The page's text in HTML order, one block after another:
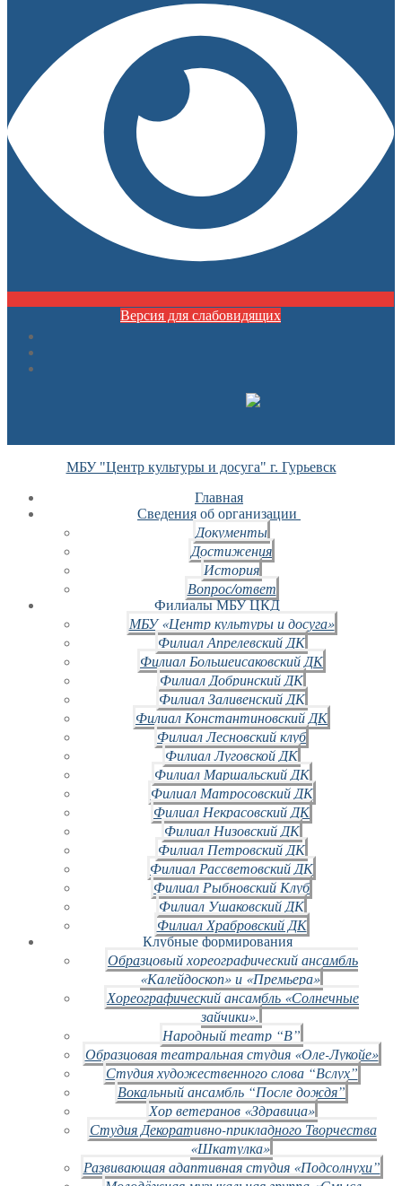
Версия для слабовидящих
МБУ "Центр культуры и досуга" г. Гурьевск
Главная
Сведения об организации
Документы
Достижения
История
Вопрос/ответ
Филиалы МБУ ЦКД
МБУ «Центр культуры и досуга»
Филиал Апрелевский ДК
Филиал Большеисаковский ДК
Филиал Добринский ДК
Филиал Заливенский ДК
Филиал Константиновский ДК
Филиал Лесновский клуб
Филиал Луговской ДК
Филиал Маршальский ДК
Филиал Матросовский ДК
Филиал Некрасовский ДК
Филиал Низовский ДК
Филиал Петровский ДК
Филиал Рассветовский ДК
Филиал Рыбновский Клуб
Филиал Ушаковский ДК
Филиал Храбровский ДК
Клубные формирования
Образцовый хореографический ансамбль
«Калейдоскоп» и «Премьера»
Хореографический ансамбль «Солнечные
зайчики».
Народный театр “В”
Образцовая театральная студия «Оле-Лукойе»
Студия художественного слова “Вслух”
Вокальный ансамбль “После дождя”
Хор ветеранов «Здравица»
Студия Декоративно-прикладного Творчества
«Шкатулка»
Развивающая адаптивная студия «Подсолнухи”